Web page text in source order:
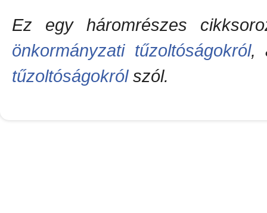
Ez egy háromrészes
önkormányzati tűzoltóságokról,
tűzoltóságokról szól.